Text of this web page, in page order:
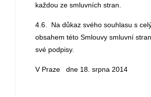
každou ze smluvních stran.
4.6. Na důkaz svého souhlasu s
obsahem této Smlouvy smluvní
své podpisy.
V Praze dne 18. srpna 2014